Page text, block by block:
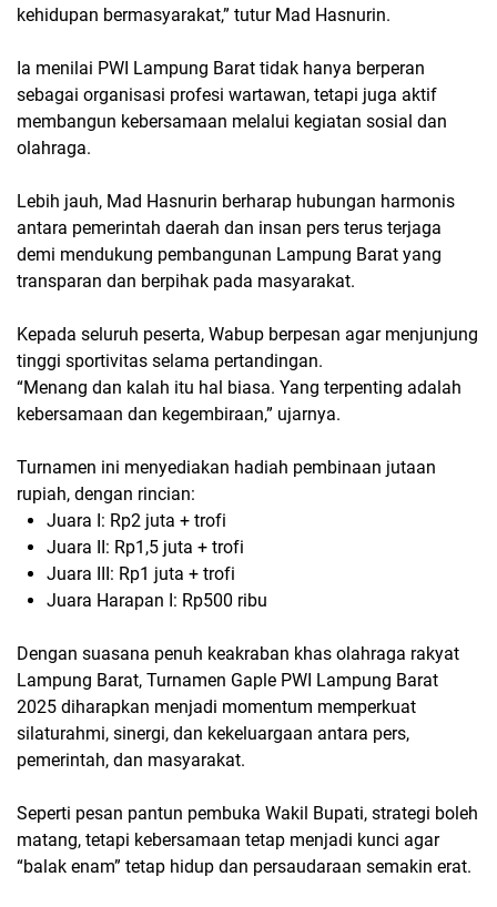
kehidupan bermasyarakat,” tutur Mad Hasnurin.
Ia menilai PWI Lampung Barat tidak hanya berperan
sebagai organisasi profesi wartawan, tetapi juga aktif
membangun kebersamaan melalui kegiatan sosial dan
olahraga.
Lebih jauh, Mad Hasnurin berharap hubungan harmonis
antara pemerintah daerah dan insan pers terus terjaga
demi mendukung pembangunan Lampung Barat yang
transparan dan berpihak pada masyarakat.
Kepada seluruh peserta, Wabup berpesan agar menjunjung
tinggi sportivitas selama pertandingan.
“Menang dan kalah itu hal biasa. Yang terpenting adalah
kebersamaan dan kegembiraan,” ujarnya.
Turnamen ini menyediakan hadiah pembinaan jutaan
rupiah, dengan rincian:
Juara I: Rp2 juta + trofi
Juara II: Rp1,5 juta + trofi
Juara III: Rp1 juta + trofi
Juara Harapan I: Rp500 ribu
Dengan suasana penuh keakraban khas olahraga rakyat
Lampung Barat, Turnamen Gaple PWI Lampung Barat
2025 diharapkan menjadi momentum memperkuat
silaturahmi, sinergi, dan kekeluargaan antara pers,
pemerintah, dan masyarakat.
Seperti pesan pantun pembuka Wakil Bupati, strategi boleh
matang, tetapi kebersamaan tetap menjadi kunci agar
“balak enam” tetap hidup dan persaudaraan semakin erat.